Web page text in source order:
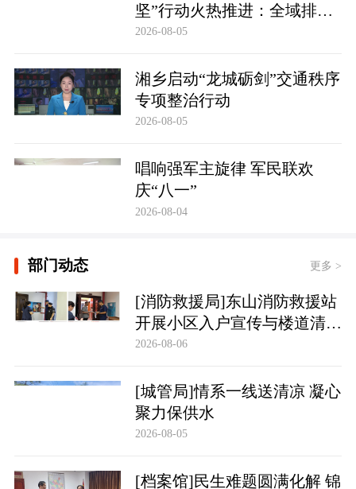
坚”行动火热推进：全域排查
除隐患 数字赋能保平安
2026-08-05
湘乡启动“龙城砺剑”交通秩序
专项整治行动
2026-08-05
唱响强军主旋律 军民联欢
庆“八一”
2026-08-04
部门动态 更多 >
[消防救援局]东山消防救援站
开展小区入户宣传与楼道清理
行动
2026-08-06
[城管局]情系一线送清凉 凝心
聚力保供水
2026-08-05
[档案馆]民生难题圆满化解 锦